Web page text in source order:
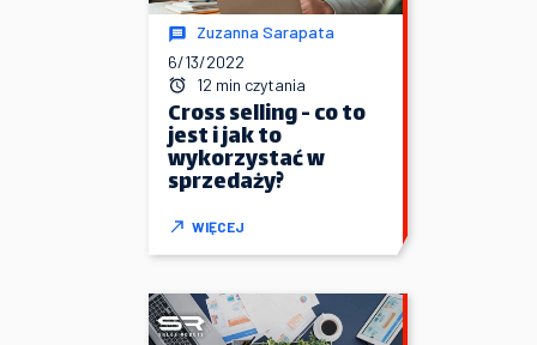
Zuzanna Sarapata
6/13/2022
12 min czytania
Cross selling - co to
jest i jak to
wykorzystać w
sprzedaży?
WIĘCEJ